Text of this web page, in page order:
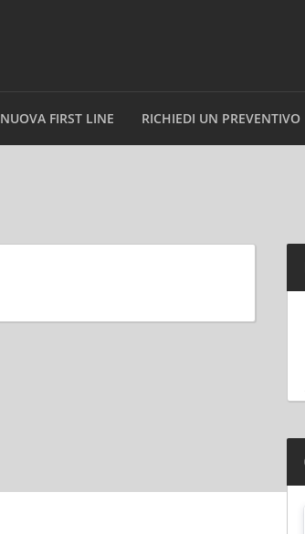
NUOVA FIRST LINE RICHIEDI UN PREVENTIVO